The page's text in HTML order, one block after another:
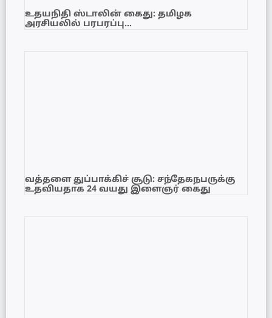
உதயநிதி ஸ்டாலின் கைது: தமிழக
அரசியலில் பரபரப்பு…
வத்தளை துப்பாக்கிச் சூடு: சந்தேகநபருக்கு
உதவியதாக 24 வயது இளைஞர் கைது